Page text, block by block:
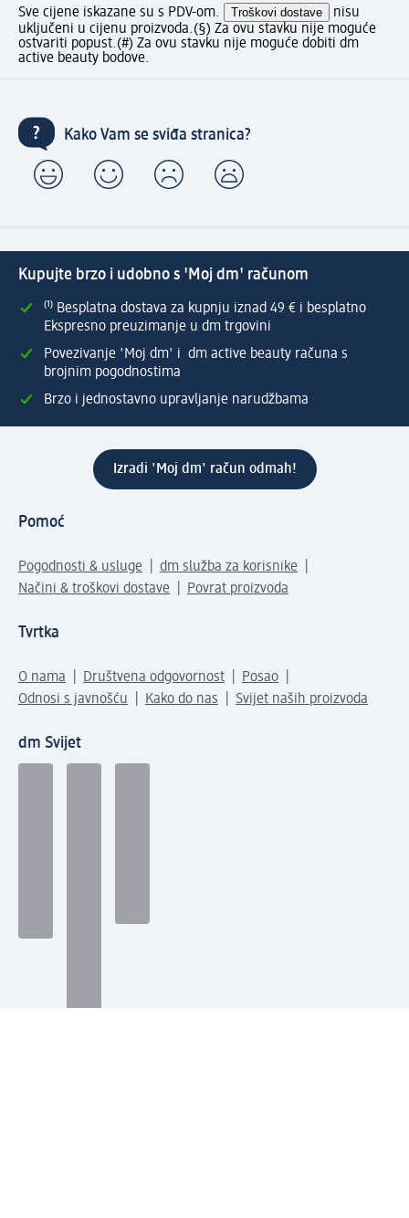
Sve cijene iskazane su s PDV-om. Troškovi dostave
nisu
uključeni u cijenu proizvoda.(§) Za ovu stavku nije moguće
ostvariti popust.(#) Za ovu stavku nije moguće dobiti dm
active beauty bodove.
Kako Vam se sviđa stranica?
Kupujte brzo i udobno s 'Moj dm' računom
⁽¹⁾ Besplatna dostava za kupnju iznad 49 € i besplatno
Ekspresno preuzimanje u dm trgovini
Povezivanje 'Moj dm' i dm active beauty računa s
brojnim pogodnostima
Brzo i jednostavno upravljanje narudžbama
Izradi 'Moj dm' račun odmah!
Pomoć
Pogodnosti & usluge
dm služba za korisnike
Načini & troškovi dostave
Povrat proizvoda
Tvrtka
O nama Društvena odgovornost
Posao
Odnosi s javnošću
Kako do nas Svijet naših proizvoda
dm Svijet